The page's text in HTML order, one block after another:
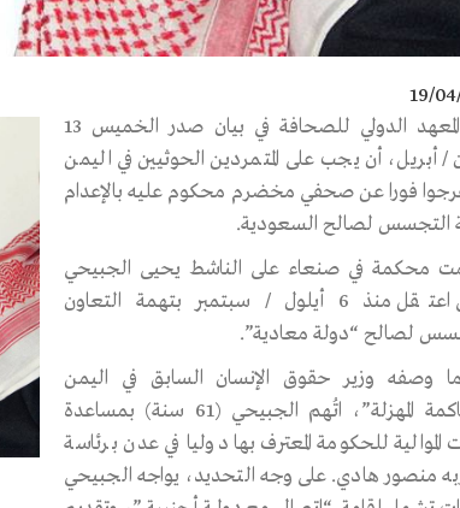
19/
أفاد المعهد الدولي للصحافة في بيان صدر الخميس 13
/ أبريل، أن يجب على المتمردين الحوثيين في اليمن
فورا عن صحفي مخضرم محكوم عليه بالإعدام
التجسس لصالح السعودية.
محكمة في صنعاء على الناشط يحيى الجبيحي
الذي اعتقل منذ 6 أيلول / سبتمبر بتهمة التعاون
لصالح “دولة معادية”.
وصفه وزير حقوق الإنسان السابق في اليمن
بـ”المحاكمة المهزلة”، اتُهم الجبيحي (61 سنة) بمساعدة
الموالية للحكومة المعترف بها دوليا في عدن برئاسة
منصور هادي. على وجه التحديد، يواجه الجبيحي